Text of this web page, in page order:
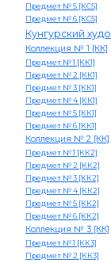
Предмет № 5 [КС5]
Предмет № 6 [КС5]
Кунгурский
Коллекция № 1 [КК]
Предмет № 1 [КК1]
Предмет № 2 [КК1]
Предмет № 3 [КК1]
Предмет № 4 [КК1]
Предмет № 5 [КК1]
Предмет № 6 [КК1]
Коллекция № 2 [КК]
Предмет № 1 [КК2]
Предмет № 2 [КК2]
Предмет № 3 [КК2]
Предмет № 4 [КК2]
Предмет № 5 [КК2]
Предмет № 6 [КК2]
Коллекция № 3 [КК]
Предмет № 1 [КК3]
Предмет № 2 [КК3]